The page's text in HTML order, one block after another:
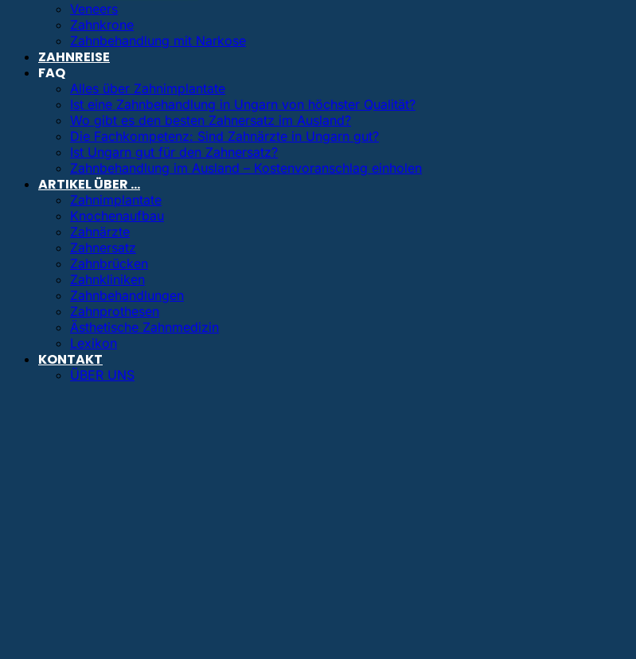
Veneers
Zahnkrone
Zahnbehandlung mit Narkose
ZAHNREISE
FAQ
Alles über Zahnimplantate
Ist eine Zahnbehandlung in Ungarn von höchster Qualität?
Wo gibt es den besten Zahnersatz im Ausland?
Die Fachkompetenz: Sind Zahnärzte in Ungarn gut?
Ist Ungarn gut für den Zahnersatz?
Zahnbehandlung im Ausland – Kostenvoranschlag einholen
ARTIKEL ÜBER …
Zahnimplantate
Knochenaufbau
Zahnärzte
Zahnersatz
Zahnbrücken
Zahnkliniken
Zahnbehandlungen
Zahnprothesen
Ästhetische Zahnmedizin
Lexikon
KONTAKT
ÜBER UNS